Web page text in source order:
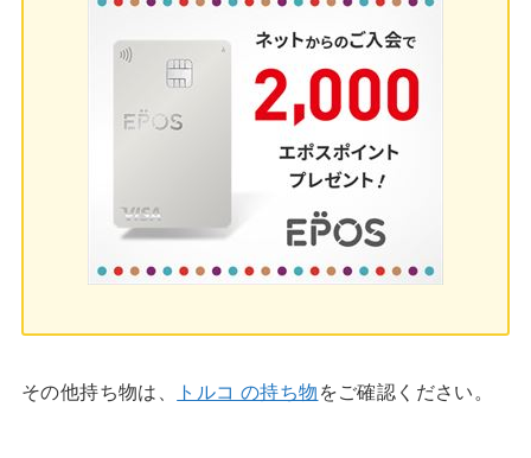
その他持ち物は、 トルコ の持ち物 をご確認ください。